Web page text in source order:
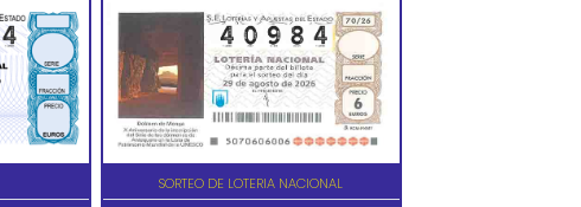
SORTEO DE LOTERIA NACIONAL